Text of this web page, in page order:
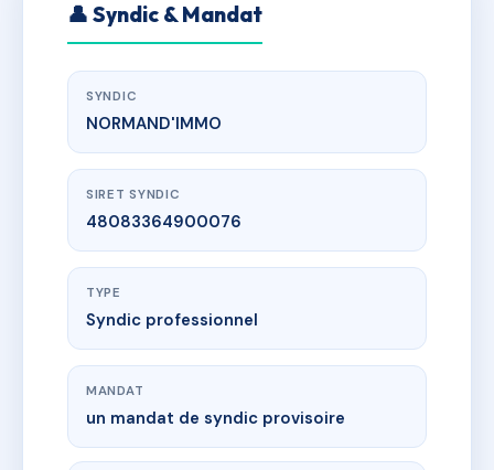
👤 Syndic & Mandat
SYNDIC
NORMAND'IMMO
SIRET SYNDIC
48083364900076
TYPE
Syndic professionnel
MANDAT
un mandat de syndic provisoire